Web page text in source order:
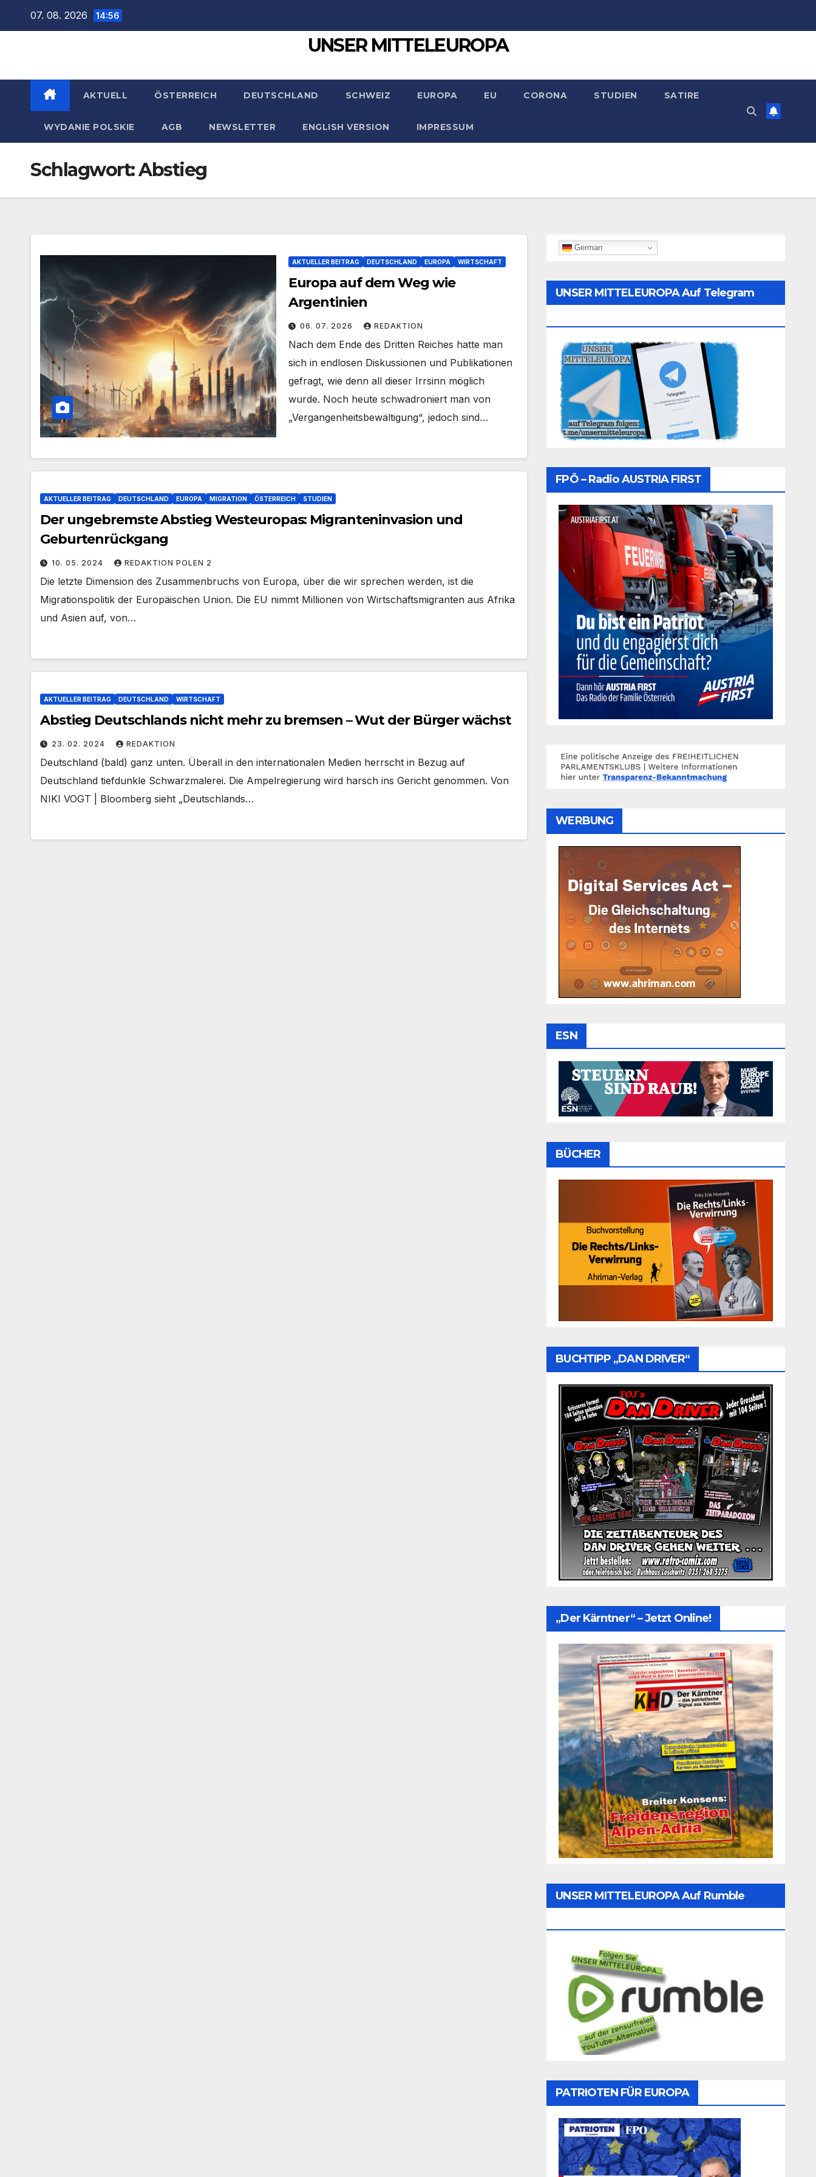
07. 08. 2026 14:56
UNSER MITTELEUROPA
AKTUELL ÖSTERREICH DEUTSCHLAND SCHWEIZ EUROPA EU CORONA STUDIEN SATIRE
WYDANIE POLSKIE AGB NEWSLETTER ENGLISH VERSION IMPRESSUM
Schlagwort:Abstieg
AKTUELLER BEITRAG DEUTSCHLAND EUROPA WIRTSCHAFT
Europa auf dem Weg wie
Argentinien
06. 07. 2026 REDAKTION
Nach dem Ende des Dritten Reiches hatte man
sich in endlosen Diskussionen und Publikationen
gefragt, wie denn all dieser Irrsinn möglich
wurde. Noch heute schwadroniert man von
„Vergangenheitsbewältigung“, jedoch sind…
AKTUELLER BEITRAG DEUTSCHLAND EUROPA MIGRATION ÖSTERREICH STUDIEN
Der ungebremste Abstieg Westeuropas: Migranteninvasion und
Geburtenrückgang
10. 05. 2024 REDAKTION POLEN 2
Die letzte Dimension des Zusammenbruchs von Europa, über die wir sprechen werden, ist die
Migrationspolitik der Europäischen Union. Die EU nimmt Millionen von Wirtschaftsmigranten aus Afrika
und Asien auf, von…
AKTUELLER BEITRAG DEUTSCHLAND WIRTSCHAFT
Abstieg Deutschlands nicht mehr zu bremsen – Wut der Bürger wächst
23. 02. 2024 REDAKTION
Deutschland (bald) ganz unten. Überall in den internationalen Medien herrscht in Bezug auf
Deutschland tiefdunkle Schwarzmalerei. Die Ampelregierung wird harsch ins Gericht genommen. Von
NIKI VOGT | Bloomberg sieht „Deutschlands…
German
UNSER MITTELEUROPA Auf Telegram
FPÖ – Radio AUSTRIA FIRST
WERBUNG
ESN
BÜCHER
BUCHTIPP „DAN DRIVER“
„Der Kärntner“ – Jetzt Online!
UNSER MITTELEUROPA Auf Rumble
PATRIOTEN FÜR EUROPA